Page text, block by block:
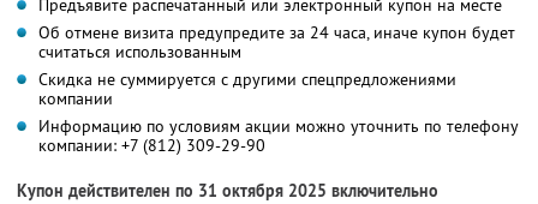
Предъявите распечатанный или электронный купон на месте
Об отмене визита предупредите за 24 часа, иначе купон будет
считаться использованным
Скидка не суммируется с другими спецпредложениями
компании
Информацию по условиям акции можно уточнить по телефону
компании: +7 (812) 309-29-90
Купон действителен по 31 октября 2025 включительно